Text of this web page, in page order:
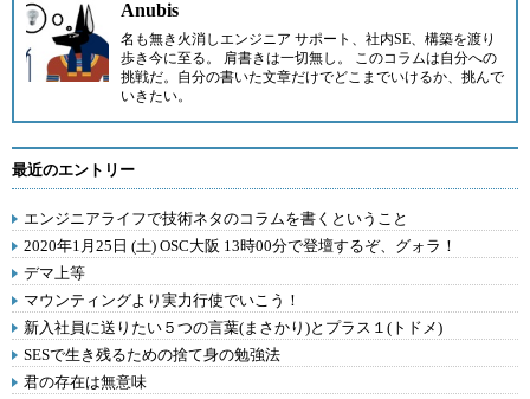
Anubis
名も無き火消しエンジニア サポート、社内SE、構築を渡り
歩き今に至る。 肩書きは一切無し。 このコラムは自分への
挑戦だ。自分の書いた文章だけでどこまでいけるか、挑んで
いきたい。
最近のエントリー
エンジニアライフで技術ネタのコラムを書くということ
2020年1月25日 (土) OSC大阪 13時00分で登壇するぞ、グォラ！
デマ上等
マウンティングより実力行使でいこう！
新入社員に送りたい５つの言葉(まさかり)とプラス１(トドメ)
SESで生き残るための捨て身の勉強法
君の存在は無意味